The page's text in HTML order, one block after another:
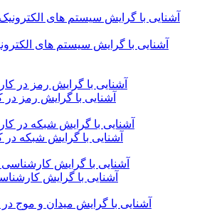
آشنایی با گرایش سیستم های
آشنایی با گرایش رمز
آشنایی با گرایش شبکه
آشنایی با گرایش